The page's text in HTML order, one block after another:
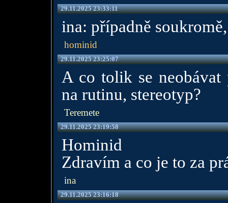
29.11.2025 23:33:11
ina: případně
hominid
29.11.2025 23:25:07
A co tolik se neobávat
na rutinu, stereotyp?
Teremete
29.11.2025 23:19:58
Hominid
Zdravím a co je to za
ina
29.11.2025 23:16:18